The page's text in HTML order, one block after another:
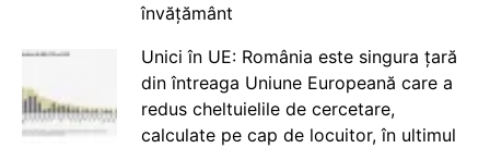
învățământ
Unici în UE: România este singura țară
din întreaga Uniune Europeană care a
redus cheltuielile de cercetare,
calculate pe cap de locuitor, în ultimul